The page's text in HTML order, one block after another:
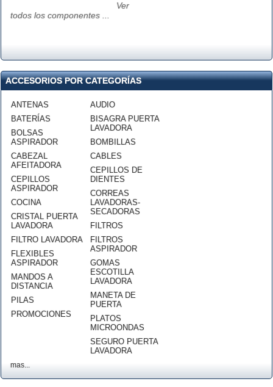
Ver
todos los componentes ...
ACCESORIOS POR CATEGORÍAS
ANTENAS
BATERÍAS
BOLSAS
ASPIRADOR
CABEZAL
AFEITADORA
CEPILLOS
ASPIRADOR
COCINA
CRISTAL PUERTA
LAVADORA
FILTRO LAVADORA
FLEXIBLES
ASPIRADOR
MANDOS A
DISTANCIA
PILAS
PROMOCIONES
AUDIO
BISAGRA PUERTA
LAVADORA
BOMBILLAS
CABLES
CEPILLOS DE
DIENTES
CORREAS
LAVADORAS-
SECADORAS
FILTROS
FILTROS
ASPIRADOR
GOMAS
ESCOTILLA
LAVADORA
MANETA DE
PUERTA
PLATOS
MICROONDAS
SEGURO PUERTA
LAVADORA
mas...